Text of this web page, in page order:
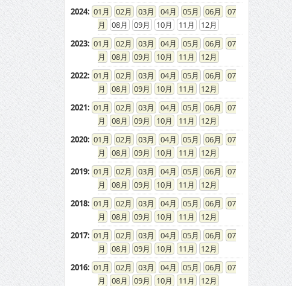
2024: 01 02 03 04 05 06
07
08
09 10 11
12
2023: 01 02 03 04 05 06
07
08
09 10 11
12
2022: 01 02 03 04 05 06
07
08
09 10 11
12
2021: 01 02 03 04 05 06
07
08
09 10 11
12
2020: 01 02 03 04 05 06
07
08
09 10 11
12
2019: 01 02 03 04 05 06
07
08
09 10 11
12
2018: 01 02 03 04 05 06
07
08
09 10 11
12
2017: 01 02 03 04 05 06
07
08
09 10 11
12
2016: 01 02 03 04 05 06
07
08
09 10 11
12